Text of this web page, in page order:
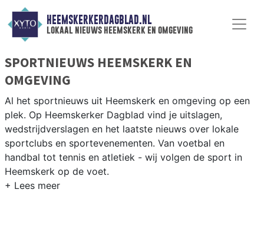
HEEMSKERKERDAGBLAD.NL
lokaal nieuws heemskerk en omgeving
SPORTNIEUWS HEEMSKERK EN
OMGEVING
Al het sportnieuws uit Heemskerk en omgeving op een
plek. Op Heemskerker Dagblad vind je uitslagen,
wedstrijdverslagen en het laatste nieuws over lokale
sportclubs en sportevenementen. Van voetbal en
handbal tot tennis en atletiek - wij volgen de sport in
Heemskerk op de voet.